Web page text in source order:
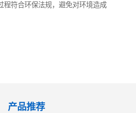
程符合环保法规，避免对环境造成
产品推荐